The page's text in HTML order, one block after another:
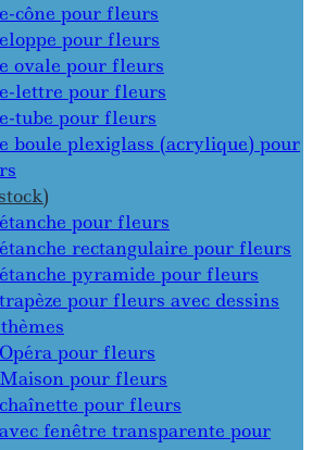
cône pour fleurs
pour fleurs
ovale pour fleurs
lettre pour fleurs
tube pour fleurs
boule plexiglass (acrylique) pour
pour fleurs
rectangulaire pour fleurs
pyramide pour fleurs
pour fleurs avec dessins
pour fleurs
pour fleurs
pour fleurs
fenêtre transparente pour